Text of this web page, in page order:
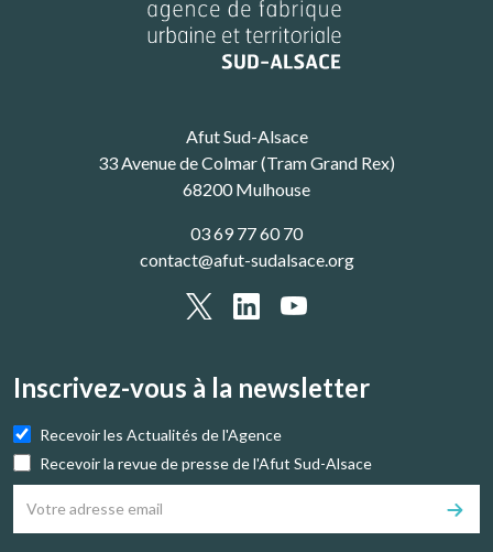
Afut Sud-Alsace
33 Avenue de Colmar (Tram Grand Rex)
68200 Mulhouse
03 69 77 60 70
contact@afut-sudalsace.org
Inscrivez-vous à la newsletter
Recevoir les Actualités de l'Agence
Recevoir la revue de presse de l'Afut Sud-Alsace